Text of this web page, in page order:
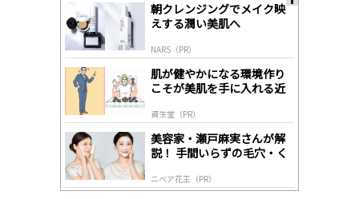
朝クレンジングでメイク映
えする潤い美肌へ
NARS（PR）
肌が健やかになる環境作り
こそが美肌を手に入れる近
資生堂（PR）
美容家・瀬戸麻実さんが解
説！ 手間いらずの毛穴・く
ニベア花王（PR）